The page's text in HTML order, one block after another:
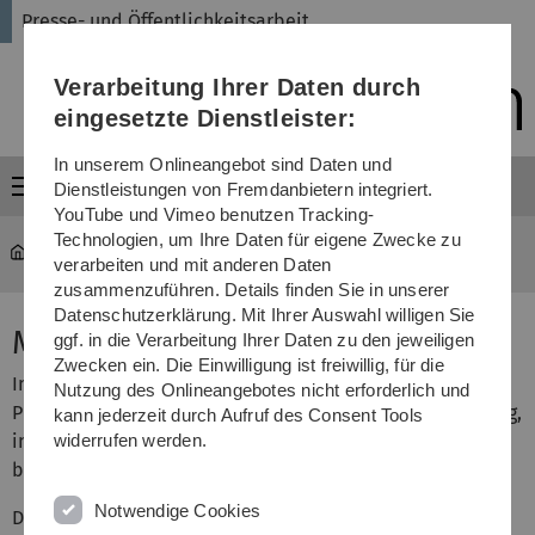
Direkt
Direkt
Direkt
(Sprache,
Drucken,
Media)
Direkt
Direkt
Presse- und Öffentlichkeitsarbeit
Menü
Universität ... Medienresonanz 2022
Medienresonanz
In der nachfolgenden Übersicht finden Sie unsere
Pressemitteilungen aus dem Jahr 2022 mit einer Auflistung,
in welchen Medien ein Beitrag abgedruckt
beziehungsweise gesendet wurde.
Da Onlineangebote von verschiedenen Medien nicht
Verarbeitung Ihrer Daten durch
eingesetzte Dienstleister:
In unserem Onlineangebot sind Daten und
Dienstleistungen von Fremdanbietern integriert.
YouTube und Vimeo benutzen Tracking-
Technologien, um Ihre Daten für eigene Zwecke zu
verarbeiten und mit anderen Daten
zusammenzuführen. Details finden Sie in unserer
Datenschutzerklärung. Mit Ihrer Auswahl willigen Sie
ggf. in die Verarbeitung Ihrer Daten zu den jeweiligen
Zwecken ein. Die Einwilligung ist freiwillig, für die
Nutzung des Onlineangebotes nicht erforderlich und
kann jederzeit durch Aufruf des Consent Tools
widerrufen werden.
Notwendige Cookies